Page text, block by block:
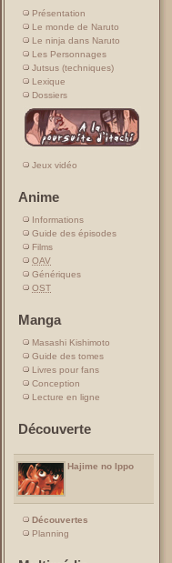
Présentation
Le monde de Naruto
Le ninja dans Naruto
Les Personnages
Jutsus (techniques)
Lexique
Dossiers
Jeux vidéo
Anime
Informations
Guide des épisodes
Films
OAV
Génériques
OST
Manga
Masashi Kishimoto
Guide des tomes
Livres pour fans
Conception
Lecture en ligne
Découverte
Hajime no Ippo
Découvertes
Planning